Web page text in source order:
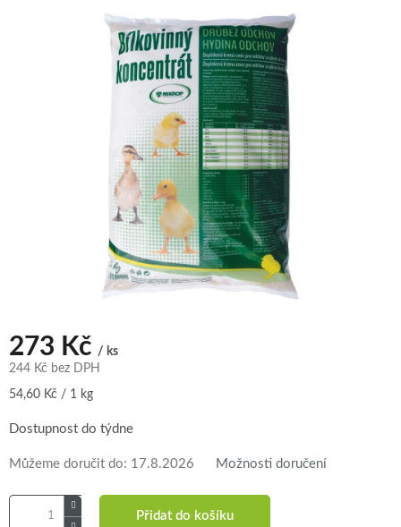
273 Kč / ks
244 Kč bez DPH
Měrná
54,60 Kč / 1 kg
Dostupnost do týdne
Můžeme doručit do: 17.8.2026 Možnosti doručení
Přidat do košíku